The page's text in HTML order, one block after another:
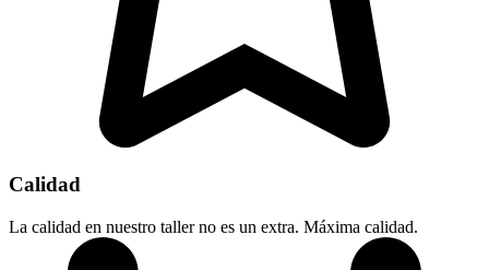
Calidad
La calidad en nuestro taller no es un extra. Máxima calidad.